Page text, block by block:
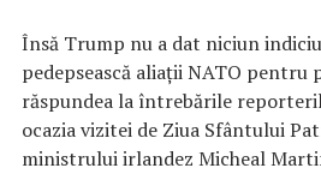
Însă Trump nu a dat niciun
pedepsească aliații NATO
răspundea la întrebările
ocazia vizitei de Ziua Sfântului
ministrului irlandez Micheal